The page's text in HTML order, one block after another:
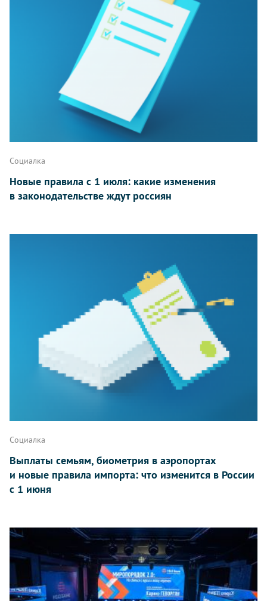
Социалка
Новые правила с 1 июля: какие изменения
в законодательстве ждут россиян
Социалка
Выплаты семьям, биометрия в аэропортах
и новые правила импорта: что изменится в России
с 1 июня